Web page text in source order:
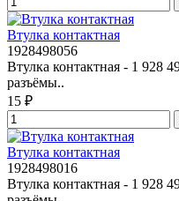
Втулка контактная
1928498056
Втулка контактная - 1 928
разъёмы..
15 ₽
Втулка контактная
1928498016
Втулка контактная - 1 928